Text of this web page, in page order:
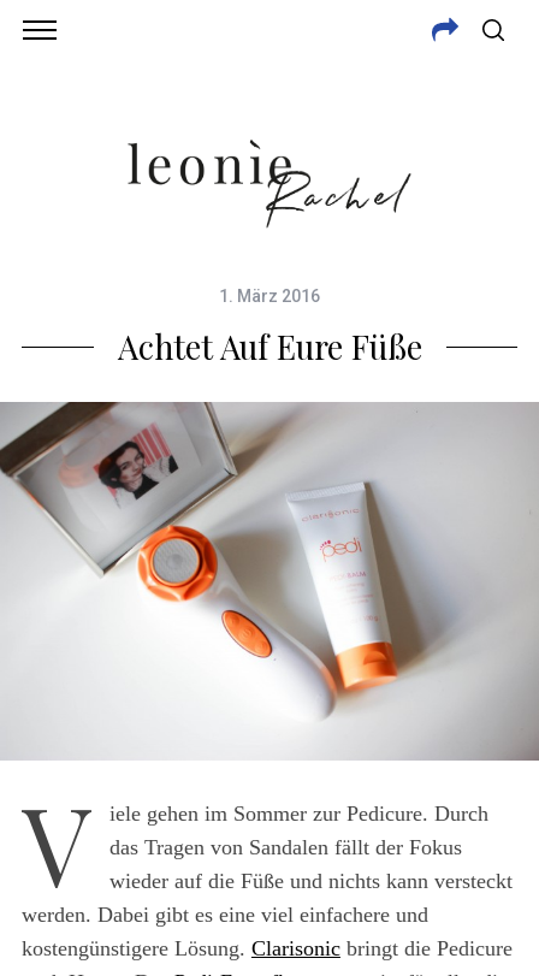
1. März 2016
Achtet Auf Eure Füße
V
iele gehen im Sommer zur Pedicure. Durch
das Tragen von Sandalen fällt der Fokus
wieder auf die Füße und nichts kann versteckt
werden. Dabei gibt es eine viel einfachere und
kostengünstigere Lösung. Clarisonicbringt die Pedicure